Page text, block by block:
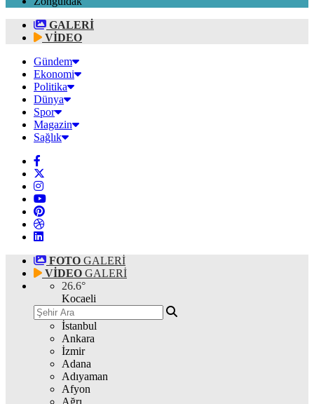
GALERİ
VİDEO
Gündem
Ekonomi
Politika
Dünya
Spor
Magazin
Sağlık
FOTO GALERİ
VİDEO GALERİ
26.6°
Kocaeli
İstanbul
Ankara
İzmir
Adana
Adıyaman
Afyon
Ağrı